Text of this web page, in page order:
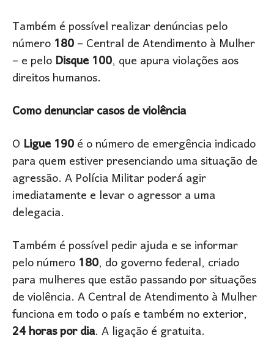
Também é possível realizar denúncias pelo
número180– Central de Atendimento à Mulher
– e peloDisque 100, que apura violações aos
direitos humanos.
Como denunciar casos de violência
OLigue 190é o número de emergência indicado
para quem estiver presenciando uma situação de
agressão. A Polícia Militar poderá agir
imediatamente e levar o agressor a uma
delegacia.
Também é possível pedir ajuda e se informar
pelo número180, do governo federal, criado
para mulheres que estão passando por situações
de violência. A Central de Atendimento à Mulher
funciona em todo o país e também no exterior,
24 horas por dia. A ligação é gratuita.